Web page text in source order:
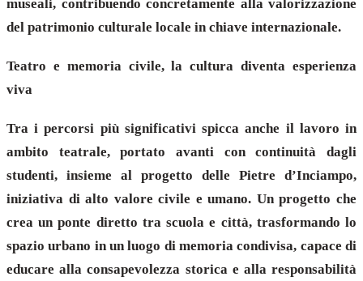
museali, contribuendo concretamente alla valorizzazione
del patrimonio culturale locale in chiave internazionale.
Teatro e memoria civile, la cultura diventa esperienza
viva
Tra i percorsi più significativi spicca anche il lavoro in
ambito teatrale, portato avanti con continuità dagli
studenti, insieme al progetto delle Pietre d’Inciampo,
iniziativa di alto valore civile e umano. Un progetto che
crea un ponte diretto tra scuola e città, trasformando lo
spazio urbano in un luogo di memoria condivisa, capace di
educare alla consapevolezza storica e alla responsabilità